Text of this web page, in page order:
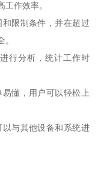
作效率。
限制条件，并在超过
行分析，统计工作时
懂，用户可以轻松上
与其他设备和系统进